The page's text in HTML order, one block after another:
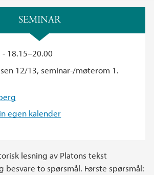
SEMINAR
- 18.15–20.00
12/13, seminar-/møterom 1.
egen kalender
lesning av Platons tekst
besvare to spørsmål. Første spørsmål: